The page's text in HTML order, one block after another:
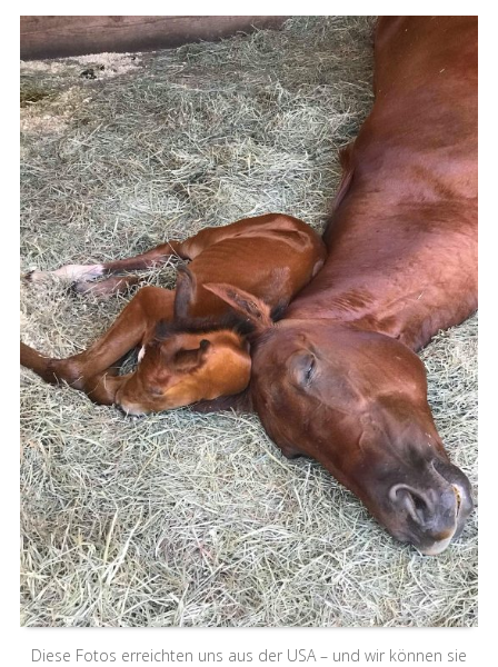
Diese Fotos erreichten uns aus der USA – und wir können sie